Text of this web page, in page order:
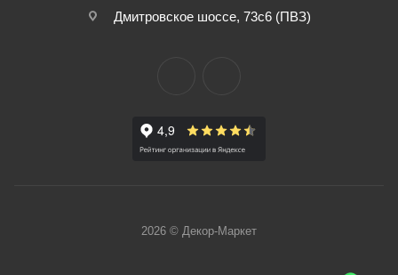
Дмитровское шоссе, 73с6 (ПВЗ)
2026 © Декор-Маркет